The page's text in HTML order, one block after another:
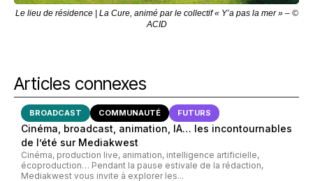
Le lieu de résidence | La Cure, animé par le collectif « Y’a pas la mer » – ©
ACID
Articles connexes
BROADCAST COMMUNAUTÉ FUTURS
Cinéma, broadcast, animation, IA… les incontournables
de l’été sur Mediakwest
Cinéma, production live, animation, intelligence artificielle,
écoproduction… Pendant la pause estivale de la rédaction,
Mediakwest vous invite à explorer les...